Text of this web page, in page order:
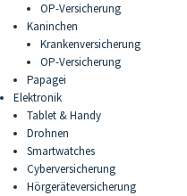
OP-Versicherung
Kaninchen
Krankenversicherung
OP-Versicherung
Papagei
Elektronik
Tablet & Handy
Drohnen
Smartwatches
Cyberversicherung
Hörgeräteversicherung